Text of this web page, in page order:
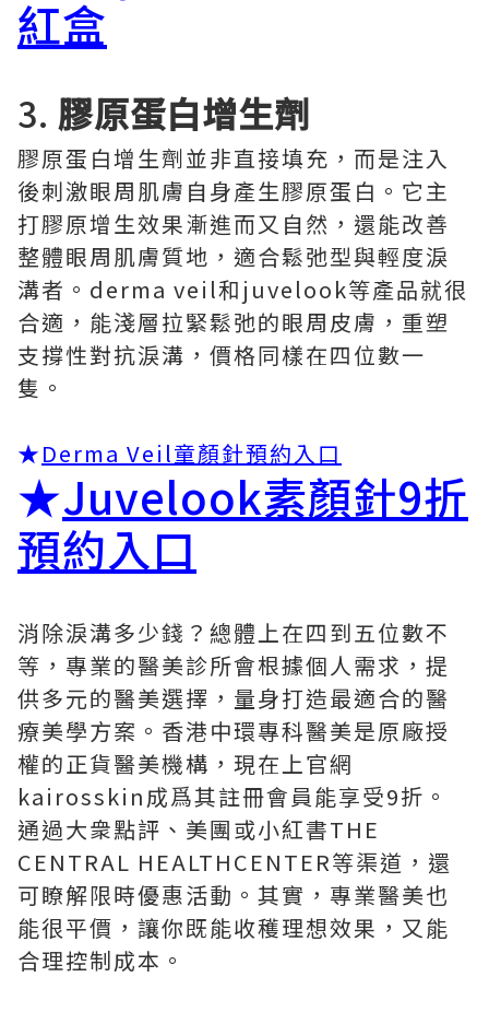
紅盒
3. 膠原蛋白增生劑
膠原蛋白增生劑並非直接填充，而是注入
後刺激眼周肌膚自身產生膠原蛋白。它主
打膠原增生效果漸進而又自然，還能改善
整體眼周肌膚質地，適合鬆弛型與輕度淚
溝者。derma veil和juvelook等產品就很
合適，能淺層拉緊鬆弛的眼周皮膚，重塑
支撐性對抗淚溝，價格同樣在四位數一
隻。
★Derma Veil童顏針預約入口
★Juvelook素顏針9折
預約入口
消除淚溝多少錢？總體上在四到五位數不
等，專業的醫美診所會根據個人需求，提
供多元的醫美選擇，量身打造最適合的醫
療美學方案。香港中環專科醫美是原廠授
權的正貨醫美機構，現在上官網
kairosskin成爲其註冊會員能享受9折。
通過大衆點評、美團或小紅書THE
CENTRAL HEALTHCENTER等渠道，還
可瞭解限時優惠活動。其實，專業醫美也
能很平價，讓你既能收穫理想效果，又能
合理控制成本。